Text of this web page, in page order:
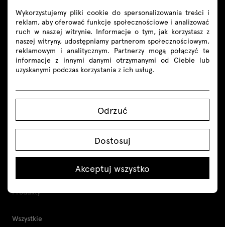
Kontakt
Produkty
Wszystkie
Wykorzystujemy pliki cookie do spersonalizowania treści i
reklam, aby oferować funkcje społecznościowe i analizować
ruch w naszej witrynie. Informacje o tym, jak korzystasz z
naszej witryny, udostępniamy partnerom społecznościowym,
reklamowym i analitycznym. Partnerzy mogą połączyć te
informacje z innymi danymi otrzymanymi od Ciebie lub
uzyskanymi podczas korzystania z ich usług.
Odrzuć
Dostosuj
Akceptuj wszystko